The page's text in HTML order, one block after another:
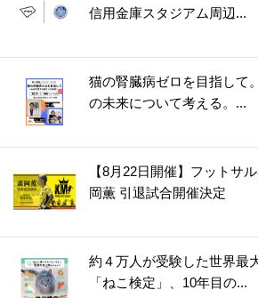
信用金庫スタジアム周辺...
猫の腎臓病ゼロを目指して
の未来について考える。...
【8月22日開催】フットサ
岡薫 引退試合開催決定
約４万人が受験した世界最
「ねこ検定」、10年目の...